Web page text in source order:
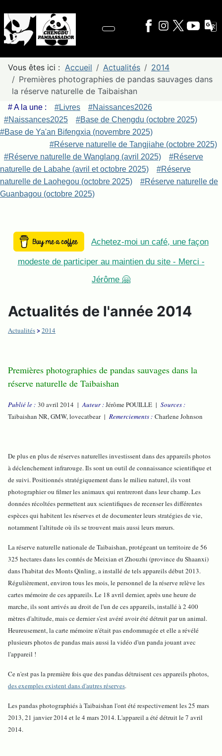
Vous êtes ici : Accueil Actualités
2014
Premières photographies de pandas sauvages dans
la réserve naturelle de Taibaishan
# A la une : #Livres
#Naissances2026
#Naissances2025
#Base de Chengdu (octobre 2025)
#Base de Ya'an Bifengxia (novembre 2025)
#Réserve naturelle de Tangjiahe (octobre 2025)
#Réserve naturelle de Wanglang (avril 2025)
#Réserve
naturelle de Labahe (avril et octobre 2025)
#Réserve
naturelle de Laohegou (octobre 2025)
#Réserve naturelle de
Guanbagou (octobre 2025)
Achetez-moi un café, une façon
modeste de participer au maintien du site - Merci -
Jérôme 🤗
Actualités de l'année 2014
Actualités>2014
Premières photographies de pandas sauvages dans la
réserve naturelle de Taibaishan
Publié le : 30 avril 2014 |Auteur :Jérôme POUILLE | Sources :
Taibaishan NR, GMW, lovecatbear| Remerciements : Charlene Johnson
De plus en plus de réserves naturelles investissent dans des appareils photos
à déclenchement infrarouge. Ils sont un outil de connaissance scientifique et
de suivi. Positionnés stratégiquement dans le milieu naturel, ils vont
photographier ou filmer les animaux qui rentreront dans leur champ. Les
données récoltées permettent aux scientifiques de recenser les différentes
espèces qui habitent les réserves et de documenter leurs stratégies de vie,
notamment l'altitude où ils se trouvent mais aussi leurs mœurs.
La réserve naturelle nationale de Taibaishan, protégeant un territoire de 56
325 hectares dans les comtés de Meixian et Zhouzhi (province du Shaanxi)
dans l'habitat des Monts Qinling, a installé de tels appareils début 2013.
Régulièrement, environ tous les mois, le personnel de la réserve relève les
cartes mémoire de ces appareils. Le 18 avril dernier, après une heure de
marche, ils sont arrivés au droit de l'un de ces appareils, installé à 2 400
mètres d'altitude, mais ce dernier s'est avéré avoir été détruit par un animal.
Heureusement, la carte mémoire n'était pas endommagée et elle a révélé
plusieurs photos de pandas mais aussi la vidéo d'un panda jouant avec
l'appareil !
Ce n'est pas la première fois que des pandas détruisent ces appareils photos,
des exemples existent dans d'autres réserves.
Les pandas photographiés à Taibaishan l'ont été respectivement les 25 mars
2013, 21 janvier 2014 et le 4 mars 2014. L'appareil a été détruit le 7 avril
2014.